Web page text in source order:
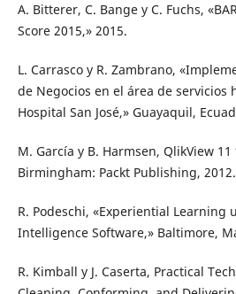
A. Bitterer, C. Bange y C. Fuchs,
Score 2015,» 2015.
L. Carrasco y R. Zambrano,
de Negocios en el área de servicios
Hospital San José,» Guayaquil,
M. García y B. Harmsen, QlikView
Birmingham: Packt Publishing, 2012.
R. Podeschi, «Experiential Learning
Intelligence Software,» Baltimore,
R. Kimball y J. Caserta, Practical